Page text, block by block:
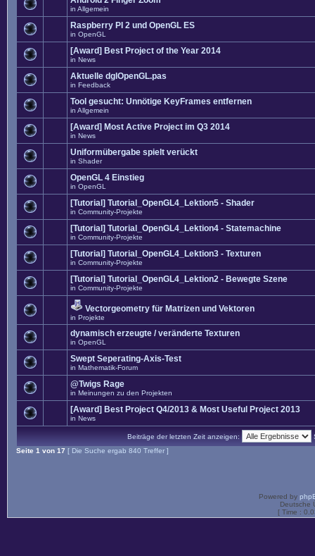
in Allgemein
Raspberry PI 2 und OpenGL ES
in OpenGL
[Award] Best Project of the Year 2014
in News
Aktuelle dglOpenGL.pas
in Feedback
Tool gesucht: Unnötige KeyFrames entfernen
in Allgemein
[Award] Most Active Project im Q3 2014
in News
Uniformübergabe spielt verückt
in Shader
OpenGL 4 Einstieg
in OpenGL
[Tutorial] Tutorial_OpenGL4_Lektion5 - Shader
in Community-Projekte
[Tutorial] Tutorial_OpenGL4_Lektion4 - Statemachine
in Community-Projekte
[Tutorial] Tutorial_OpenGL4_Lektion3 - Texturen
in Community-Projekte
[Tutorial] Tutorial_OpenGL4_Lektion2 - Bewegte Szene
in Community-Projekte
Vectorgeometry für Matrizen und Vektoren
in Projekte
dynamisch erzeugte / veränderte Texturen
in OpenGL
Swept Seperating-Axis-Test
in Mathematik-Forum
@Twigs Rage
in Meinungen zu den Projekten
[Award] Best Project Q4/2013 & Most Useful Project 2013
in News
Beiträge der letzten Zeit anzeigen:
Seite 1 von 17 [ Die Suche ergab 840 Treffer ]
Powered by
Deutsche
[ Time :